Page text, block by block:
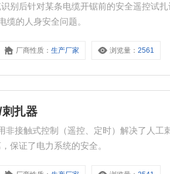
别后针对某条电缆开锯前的安全遥控试
缆的人身安全问题。
厂商性质：生产厂家 浏览量：2561
扎器
非接触式控制（遥控、定时）解决了人工
保证了电力系统的安全。